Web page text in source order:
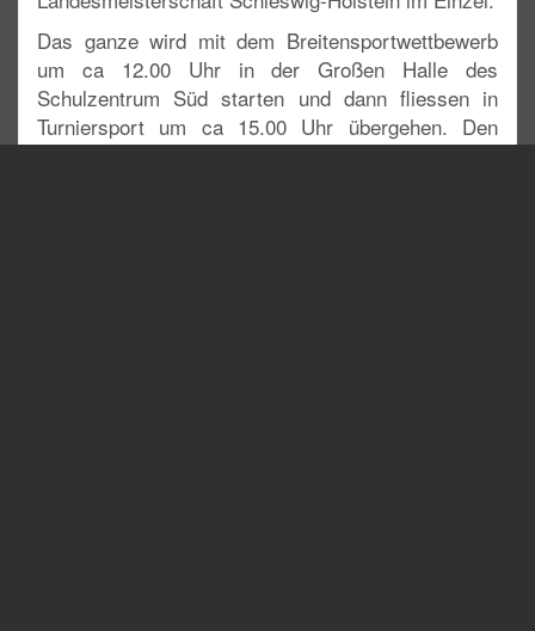
Das ganze wird mit dem Breitensportwettbewerb
um ca 12.00 Uhr in der Großen Halle des
Schulzentrum Süd starten und dann fliessen in
Turniersport um ca 15.00 Uhr übergehen. Den
genauen Zeitplan werdet Ihr ca. 1 Woche vor der